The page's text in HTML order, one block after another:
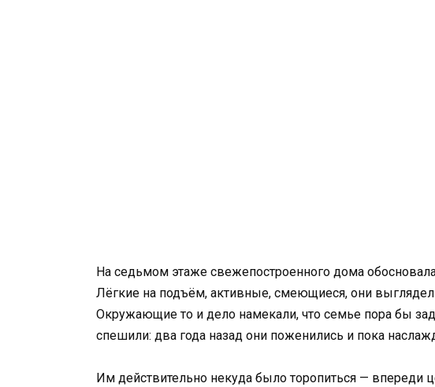
На седьмом этаже свежепостроенного дома
Лёгкие на подъём, активные, смеющиеся, они
Окружающие то и дело намекали, что семье пора бы
спешили: два года назад они поженились и пока
Им действительно некуда было торопиться — впереди